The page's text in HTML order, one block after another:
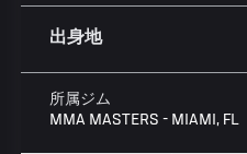
出身地
所属ジム
MMA MASTERS - MIAMI, FL